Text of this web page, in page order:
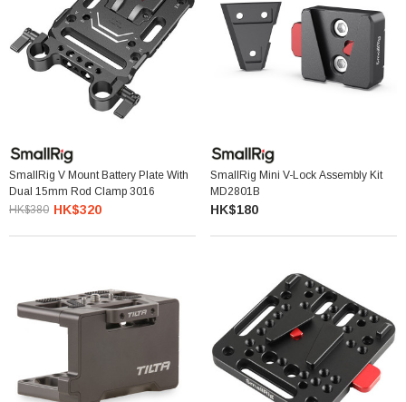
SmallRig V Mount Battery Plate With
Dual 15mm Rod Clamp 3016
HK$380 HK$320
SmallRig Mini V-Lock Assembly Kit
MD2801B
HK$180